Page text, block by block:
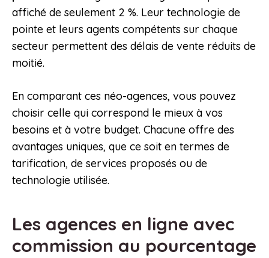
affiché de seulement 2 %. Leur technologie de
pointe et leurs agents compétents sur chaque
secteur permettent des délais de vente réduits de
moitié.
En comparant ces néo-agences, vous pouvez
choisir celle qui correspond le mieux à vos
besoins et à votre budget. Chacune offre des
avantages uniques, que ce soit en termes de
tarification, de services proposés ou de
technologie utilisée.
Les agences en ligne avec
commission au pourcentage